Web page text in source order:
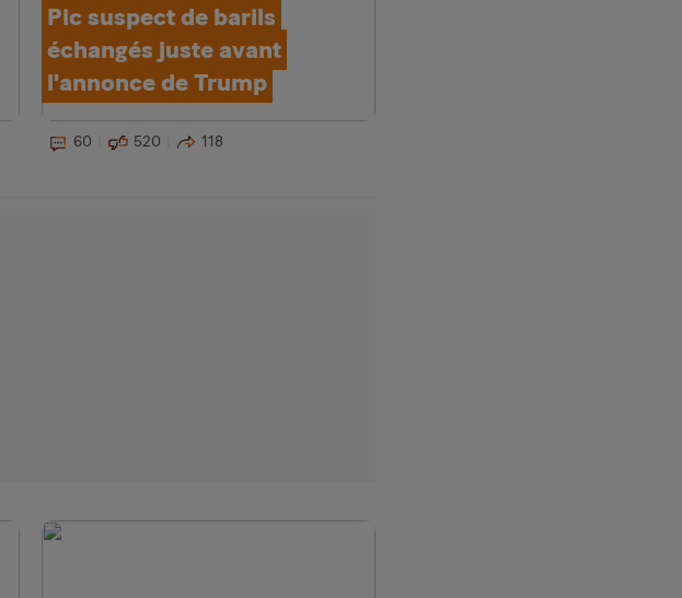
Pic suspect de barils
échangés juste avant
l'annonce de Trump
60 520 118